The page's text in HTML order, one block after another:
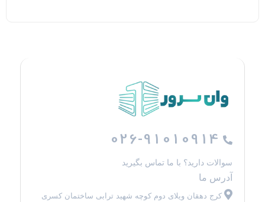
026-91010914
سوالات دارید؟ با ما تماس بگیرید
آدرس ما
کرج دهقان ویلای دوم کوچه شهید ترابی ساختمان کسری